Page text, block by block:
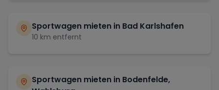
Sportwagen mieten in Bad Karlshafen
10 km entfernt
Sportwagen mieten in Bodenfelde,